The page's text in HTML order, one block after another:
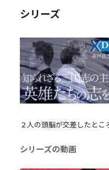
シリーズ
２人の頭脳が交差したと
シリーズの動画